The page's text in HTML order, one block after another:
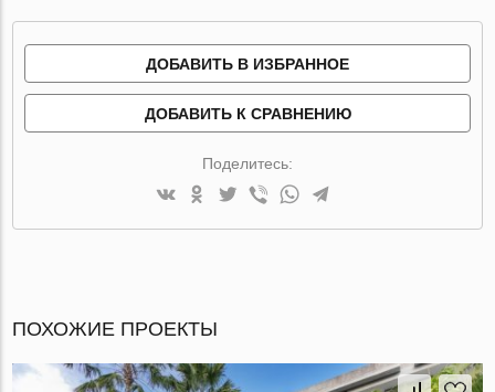
ДОБАВИТЬ В ИЗБРАННОЕ
ДОБАВИТЬ К СРАВНЕНИЮ
Поделитесь:
ПОХОЖИЕ ПРОЕКТЫ